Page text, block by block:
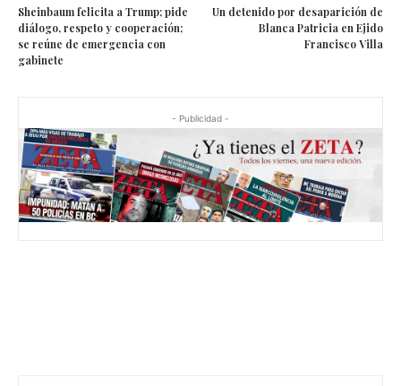
Sheinbaum felicita a Trump; pide
diálogo, respeto y cooperación;
se reúne de emergencia con
gabinete
Un detenido por desaparición de
Blanca Patricia en Ejido
Francisco Villa
- Publicidad -